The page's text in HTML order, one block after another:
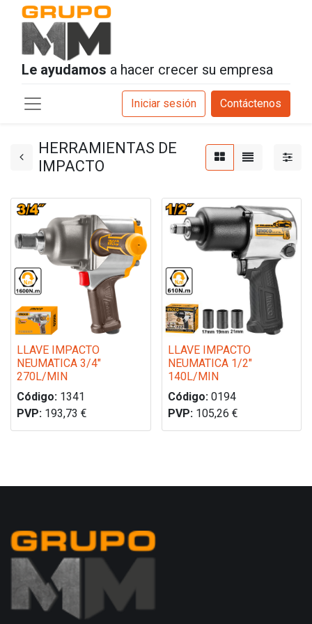
Le ayudamos a hacer crecer su empresa
Iniciar sesión Contáctenos
HERRAMIENTAS DE
IMPACTO
LLAVE IMPACTO
NEUMATICA 3/4"
270L/MIN
Código: 1341
PVP: 193,73 €
LLAVE IMPACTO
NEUMATICA 1/2"
140L/MIN
Código: 0194
PVP: 105,26 €